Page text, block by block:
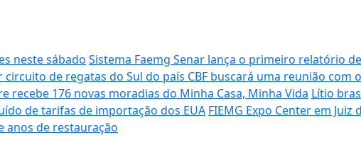
neste sábado Sistema Faemg Senar lança o primeiro relatório
de regatas do Sul do país CBF buscará uma reunião com
recebe 176 novas moradias do Minha Casa, Minha Vida Lítio
de tarifas de importação dos EUA FIEMG Expo Center em
anos de restauração